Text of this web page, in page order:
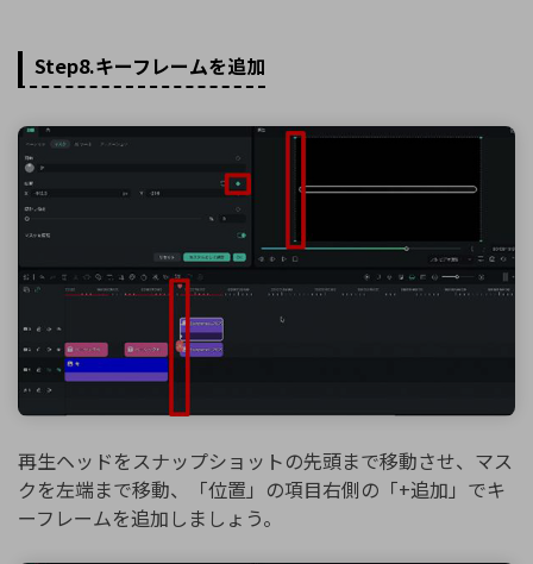
Step8.キーフレームを追加
再生ヘッドをスナップショットの先頭まで移動させ、マス
クを左端まで移動、「位置」の項目右側の「+追加」でキ
ーフレームを追加しましょう。